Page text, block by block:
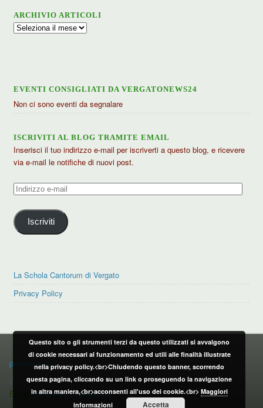
ARCHIVIO ARTICOLI
Archivio
EVENTI CONSIGLIATI DA VERGATONEWS24
Non ci sono eventi da segnalare
ISCRIVITI AL BLOG TRAMITE EMAIL
Inserisci il tuo indirizzo e-mail per iscriverti a questo blog, e ricevere
via e-mail le notifiche di nuovi post.
Indirizzo
mail
Iscriviti
La Schola Cantorum di Vergato
Privacy Policy
PRIVACY POLICY
privacy policy
CONTATTI:
Email:info@vergatonews24.it
Questo sito o gli strumenti terzi da questo utilizzati si avvalgono
di cookie necessari al funzionamento ed utili alle finalità illustrate
nella privacy policy.<br>Chiudendo questo banner, scorrendo
questa pagina, cliccando su un link o proseguendo la navigazione
in altra maniera,<br>acconsenti all'uso dei cookie.<br> Maggiori
informazioni
Accetta